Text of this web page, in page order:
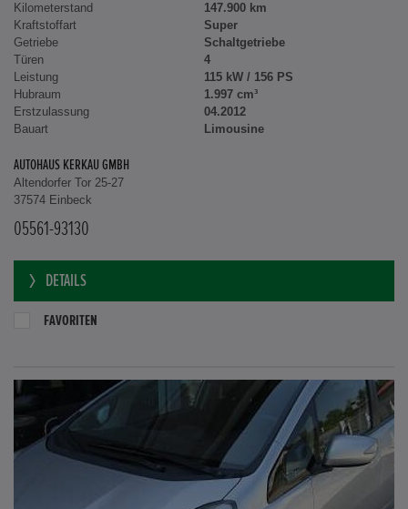
Kilometerstand
147.900 km
Kraftstoffart
Super
Getriebe
Schaltgetriebe
Türen
4
Leistung
115 kW / 156 PS
Hubraum
1.997 cm³
Erstzulassung
04.2012
Bauart
Limousine
AUTOHAUS KERKAU GMBH
Altendorfer Tor 25-27
37574 Einbeck
05561-93130
DETAILS
FAVORITEN